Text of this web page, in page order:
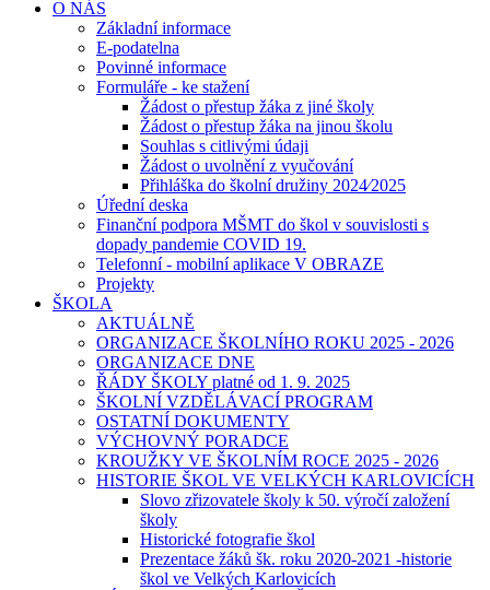
O NÁS
Základní informace
E-podatelna
Povinné informace
Formuláře - ke stažení
Žádost o přestup žáka z jiné školy
Žádost o přestup žáka na jinou školu
Souhlas s citlivými údaji
Žádost o uvolnění z vyučování
Přihláška do školní družiny 2024⁄2025
Úřední deska
Finanční podpora MŠMT do škol v souvislosti s
dopady pandemie COVID 19.
Telefonní - mobilní aplikace V OBRAZE
Projekty
ŠKOLA
AKTUÁLNĚ
ORGANIZACE ŠKOLNÍHO ROKU 2025 - 2026
ORGANIZACE DNE
ŘÁDY ŠKOLY platné od 1. 9. 2025
ŠKOLNÍ VZDĚLÁVACÍ PROGRAM
OSTATNÍ DOKUMENTY
VÝCHOVNÝ PORADCE
KROUŽKY VE ŠKOLNÍM ROCE 2025 - 2026
HISTORIE ŠKOL VE VELKÝCH KARLOVICÍCH
Slovo zřizovatele školy k 50. výročí založení
školy
Historické fotografie škol
Prezentace žáků šk. roku 2020-2021 -historie
škol ve Velkých Karlovicích